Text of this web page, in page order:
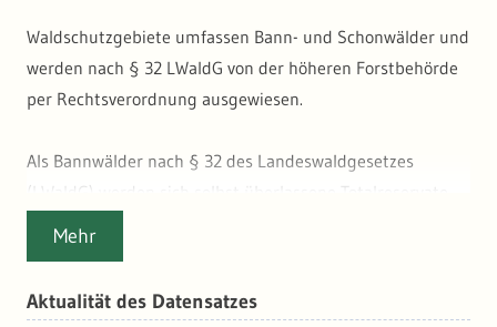
Waldschutzgebiete umfassen Bann- und Schonwälder und
werden nach § 32 LWaldG von der höheren Forstbehörde
per Rechtsverordnung ausgewiesen.
Als Bannwälder nach § 32 des Landeswaldgesetzes
(LWaldG) werden sich selbst überlassene Totalreservate
bewirtschaftet und gepflegt. Je nach Schutzziel ist die
Mehr
Aktualität des Datensatzes